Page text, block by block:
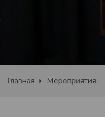
Главная Мероприятия